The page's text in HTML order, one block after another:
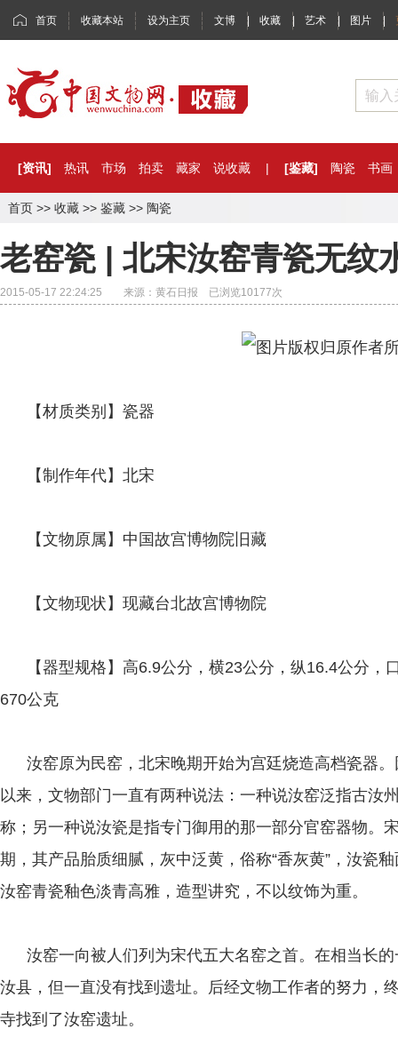
首页 收藏本站 设为主页 文博 | 收藏 | 艺术 | 图片 |
[资讯] 热讯 市场 拍卖 藏家 说收藏 | [鉴藏] 陶瓷 书画
首页 >> 收藏 >> 鉴藏 >> 陶瓷
老窑瓷 | 北宋汝窑青瓷无纹
2015-05-17 22:24:25 来源：黄石日报 已浏览10177次
【材质类别】瓷器
【制作年代】北宋
【文物原属】中国故宫博物院旧藏
【文物现状】现藏台北故宫博物院
【器型规格】高6.9公分，横23公分，纵16.4公分，
670公克
汝窑原为民窑，北宋晚期开始为宫廷烧造高档瓷器。
以来，文物部门一直有两种说法：一种说汝窑泛指古汝
称；另一种说汝瓷是指专门御用的那一部分官窑器物。
期，其产品胎质细腻，灰中泛黄，俗称“香灰黄”，汝瓷
汝窑青瓷釉色淡青高雅，造型讲究，不以纹饰为重。
汝窑一向被人们列为宋代五大名窑之首。在相当长的
汝县，但一直没有找到遗址。后经文物工作者的努力，
寺找到了汝窑遗址。